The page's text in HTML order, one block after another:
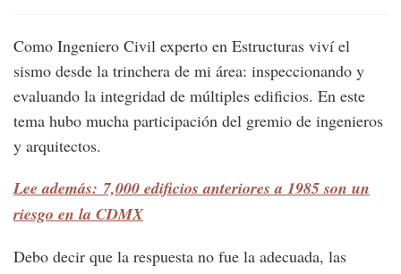
Como Ingeniero Civil experto en Estructuras viví el
sismo desde la trinchera de mi área: inspeccionando y
evaluando la integridad de múltiples edificios. En este
tema hubo mucha participación del gremio de ingenieros
y arquitectos.
Lee además: 7,000 edificios anteriores a 1985 son un
riesgo en la CDMX
Debo decir que la respuesta no fue la adecuada, las